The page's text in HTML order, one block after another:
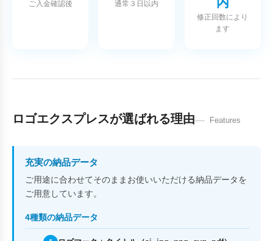
ご入金確認後 通常３日以内
修正回数により
ます
ロゴエクスプレスが選ばれる理由 Features
充実の納品データ
ご用途に合わせてそのままお使いいただける納品データを
ご用意しています。
4種類の納品データ